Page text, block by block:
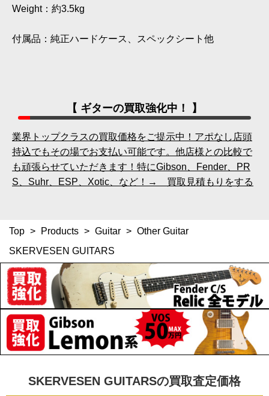
Weight：約3.5kg
付属品：純正ハードケース、スペックシート他
【 ギターの買取強化中！ 】
業界トップクラスの買取価格をご提示中！アポなし店頭
持込でもその場でお支払い可能です。他店様との比較で
も頑張らせていただきます！特にGibson、Fender、PR
S、Suhr、ESP、Xotic、など！→ 買取見積もりをする
Top > Products > Guitar > Other Guitar
SKERVESEN GUITARS
SKERVESEN GUITARSの買取査定価格